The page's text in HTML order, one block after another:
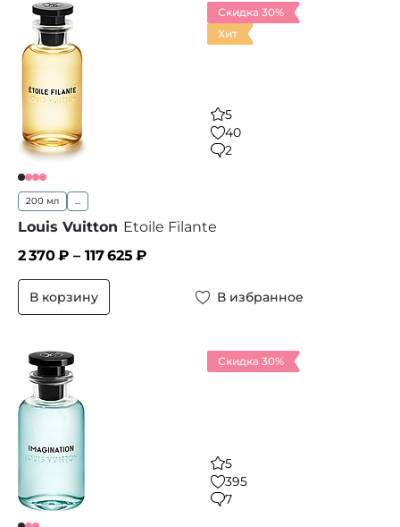
Скидка 30%
Хит
5
40
2
200 мл
Louis Vuitton Etoile Filante
2 370₽ – 117 625 ₽
В корзину В избранное
Скидка 30%
5
395
7